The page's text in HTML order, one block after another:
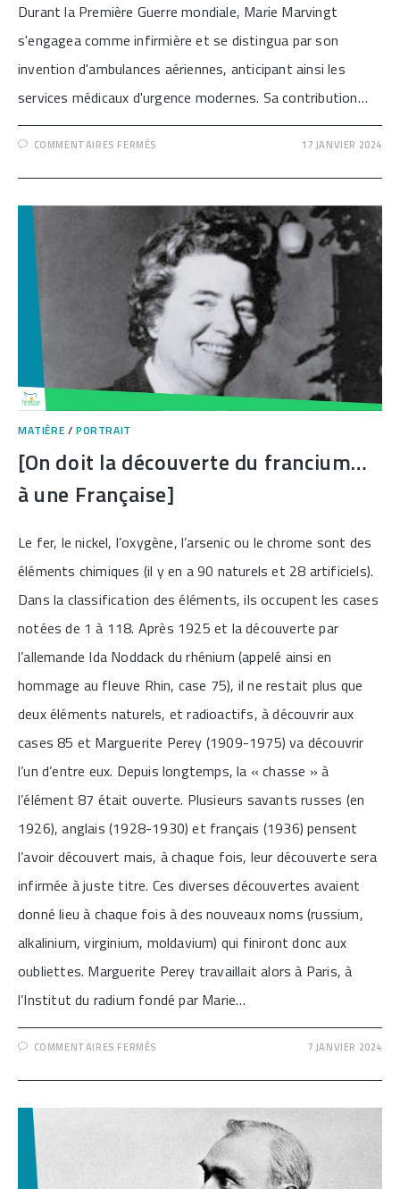
Durant la Première Guerre mondiale, Marie Marvingt
s'engagea comme infirmière et se distingua par son
invention d'ambulances aériennes, anticipant ainsi les
services médicaux d'urgence modernes. Sa contribution…
COMMENTAIRES FERMÉS
FEMME
17 JANVIER 2024
MATIÈRE /PORTRAIT
[On doit la découverte du francium…
à une Française]
Le fer, le nickel, l’oxygène, l’arsenic ou le chrome sont des
éléments chimiques (il y en a 90 naturels et 28 artificiels).
Dans la classification des éléments, ils occupent les cases
notées de 1 à 118. Après 1925 et la découverte par
l’allemande Ida Noddack du rhénium (appelé ainsi en
hommage au fleuve Rhin, case 75), il ne restait plus que
deux éléments naturels, et radioactifs, à découvrir aux
cases 85 et Marguerite Perey (1909-1975) va découvrir
l’un d’entre eux. Depuis longtemps, la « chasse » à
l’élément 87 était ouverte. Plusieurs savants russes (en
1926), anglais (1928-1930) et français (1936) pensent
l’avoir découvert mais, à chaque fois, leur découverte sera
infirmée à juste titre. Ces diverses découvertes avaient
donné lieu à chaque fois à des nouveaux noms (russium,
alkalinium, virginium, moldavium) qui finiront donc aux
oubliettes. Marguerite Perey travaillait alors à Paris, à
l’Institut du radium fondé par Marie…
COMMENTAIRES FERMÉS
LA
DU
FRANÇAISE]
7 JANVIER 2024